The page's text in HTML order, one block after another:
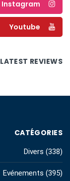
Instagram
Youtube
LATEST REVIEWS
CATÉGORIES
Divers (338)
Evénements (395)